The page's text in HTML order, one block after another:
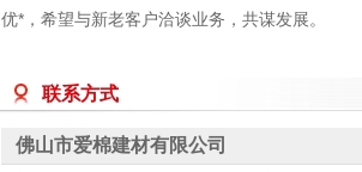
优*，希望与新老客户洽谈业务，共谋发展。
联系方式
佛山市爱棉建材有限公司